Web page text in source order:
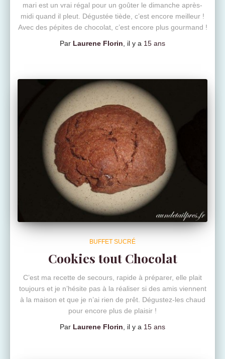
mari est un vrai régal pour un goûter le dimanche après-
midi quand il pleut. Dégustée tiède, c’est encore meilleur !
Avec des pépites de chocolat, c’est encore plus gourmand !
Par Laurene Florin , il y a 15 ans
BUFFET SUCRÉ
Cookies tout Chocolat
C’est ma recette de secours, rapide à préparer, elle plait
toujours et je n’hésite pas à la réaliser si des amis viennent
à la maison et que je n’ai rien de prêt. Dégustez-les chaud
pour encore plus de plaisir !
Par Laurene Florin , il y a 15 ans